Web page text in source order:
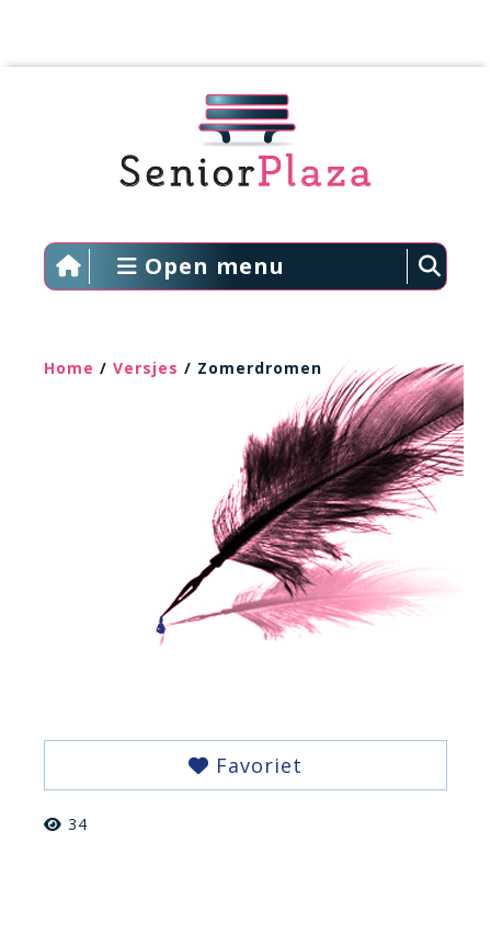
Open menu
Home / Versjes / Zomerdromen
Favoriet
34